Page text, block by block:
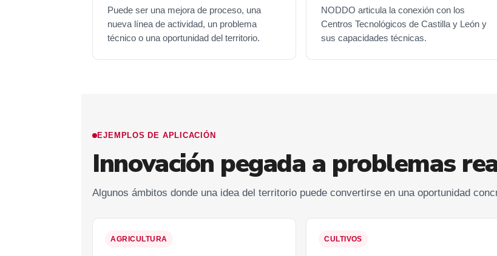
Puede ser una mejora de proceso, una
nueva línea de actividad, un problema
técnico o una oportunidad del territorio.
NODDO articula la conexión con los
Centros Tecnológicos de Castilla y León y
sus capacidades técnicas.
EJEMPLOS DE APLICACIÓN
Innovación pegada a problemas
Algunos ámbitos donde una idea del territorio puede convertirse en una oportunidad
AGRICULTURA CULTIVOS